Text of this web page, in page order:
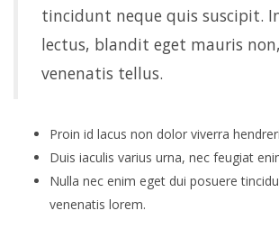
tincidunt neque quis suscipit.
lectus, blandit eget mauris
venenatis tellus.
Proin id lacus non dolor viverra
Duis iaculis varius urna, nec feugiat
Nulla nec enim eget dui posuere
venenatis lorem.